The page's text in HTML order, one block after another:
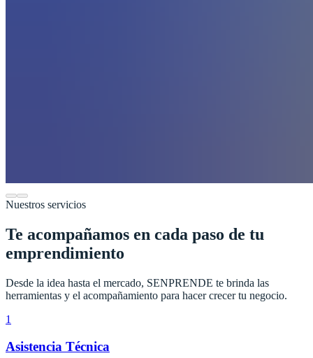
Nuestros servicios
Te acompañamos en cada paso de tu
emprendimiento
Desde la idea hasta el mercado, SENPRENDE te brinda las
herramientas y el acompañamiento para hacer crecer tu negocio.
1
Asistencia Técnica